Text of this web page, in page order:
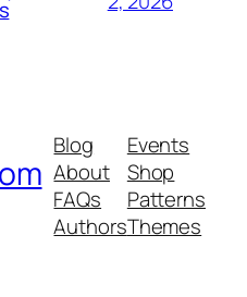
Blog
About
FAQs
Authors
Events
Shop
Patterns
Themes